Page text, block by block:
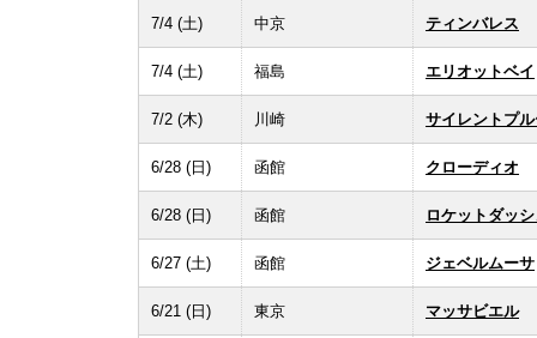
7/4 (土) 中京 ティンバレス
7/4 (土) 福島 エリオットベイ
7/2 (木) 川崎 サイレントプ
6/28 (日) 函館 クローディオ
6/28 (日) 函館 ロケットダッ
6/27 (土) 函館 ジェベルムーサ
6/21 (日) 東京 マッサビエル